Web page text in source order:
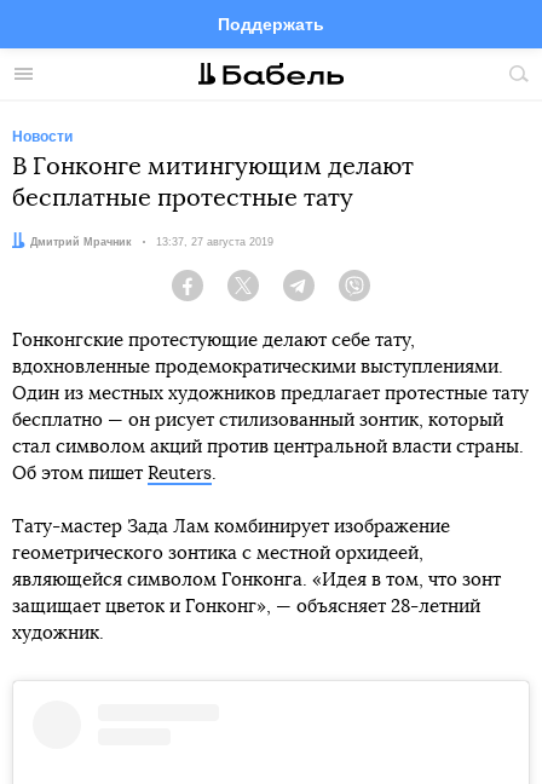
Меню
Поддержать
FacebookTelegramTwitter
Новости
В Гонконге митингующим делают
бесплатные протестные тату
Автор:
Дмитрий Мрачник Дата:
13:37, 27 августа 2019
Facebook Twitter Telegram
Гонконгские протестующие делают себе тату,
вдохновленные продемократическими выступлениями.
Один из местных художников предлагает протестные тату
бесплатно — он рисует стилизованный зонтик, который
стал символом акций против центральной власти страны.
Об этом пишет Reuters.
Тату-мастер Зада Лам комбинирует изображение
геометрического зонтика с местной орхидеей,
являющейся символом Гонконга. «Идея в том, что зонт
защищает цветок и Гонконг», — объясняет 28-летний
художник.